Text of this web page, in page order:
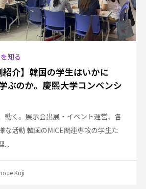
知る
紹介】韓国の学生はいかに
ぶのか。慶煕大学コンベンシ
動く。展示会出展・イベント運営、各
な活動 韓国のMICE関連専攻の学生た
...
Koji